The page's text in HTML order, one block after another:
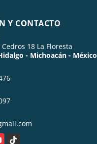
Y CONTACTO
18 La Floresta
- Michoacán - México
TikTok